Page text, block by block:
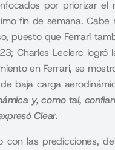
por priorizar el
fin de semana.
puesto que Ferrari
Charles Leclerc logró
en Ferrari, se
baja carga
y, como tal,
Clear.
con las predicciones,